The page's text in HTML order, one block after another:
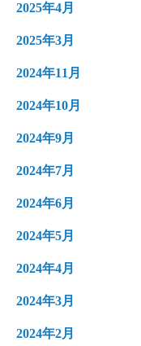
2025年4月
2025年3月
2024年11月
2024年10月
2024年9月
2024年7月
2024年6月
2024年5月
2024年4月
2024年3月
2024年2月